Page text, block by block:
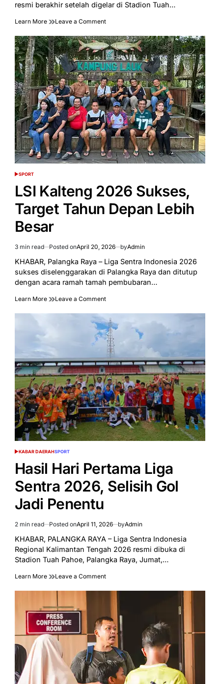
resmi berakhir setelah digelar di Stadion Tuah…
Learn More Leave a Commenton
Kalteng
2026
Tuntas,
44
Tim
Bertarung
Lahirkan
Juara
Baru
POSTED
SPORT
LSI Kalteng 2026 Sukses,
Target Tahun Depan Lebih
Besar
Estimated
read
time
3 min read Posted onApril 20, 2026 byAdmin
KHABAR, Palangka Raya – Liga Sentra Indonesia 2026
sukses diselenggarakan di Palangka Raya dan ditutup
dengan acara ramah tamah pembubaran…
Learn More Leave a Commenton
Kalteng
2026
Sukses,
Target
Tahun
Depan
Lebih
Besar
POSTED
KABAR DAERAHSPORT
Hasil Hari Pertama Liga
Sentra 2026, Selisih Gol
Jadi Penentu
Estimated
read
time
2 min read Posted onApril 11, 2026 byAdmin
KHABAR, PALANGKA RAYA – Liga Sentra Indonesia
Regional Kalimantan Tengah 2026 resmi dibuka di
Stadion Tuah Pahoe, Palangka Raya, Jumat,…
Learn More Leave a Commenton
Sentra
2026,
Selisih
Gol
Jadi
Penentu